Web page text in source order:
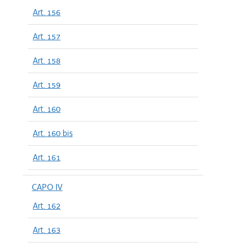
Art. 156
Art. 157
Art. 158
Art. 159
Art. 160
Art. 160 bis
Art. 161
CAPO IV
Art. 162
Art. 163